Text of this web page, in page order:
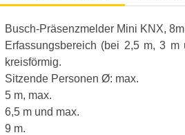
Busch-Präsenzmelder Mini KNX,
Erfassungsbereich (bei 2,5 m, 3 m
kreisförmig.
Sitzende Personen Ø: max.
5 m, max.
6,5 m und max.
9 m.